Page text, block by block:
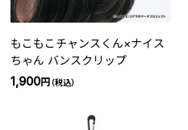
もこもこチャンスくん×ナイス
ちゃん バンスクリップ
1,900円（税込）